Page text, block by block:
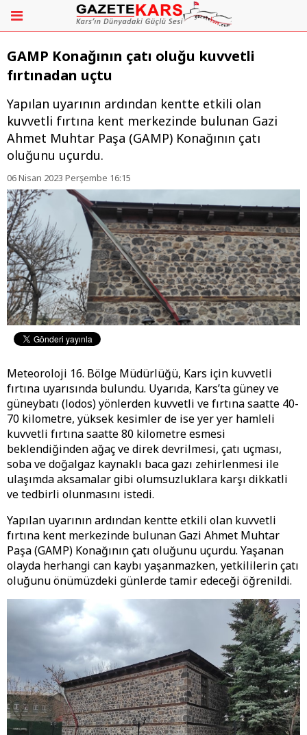
GAMP Konağının çatı oluğu kuvvetli
fırtınadan uçtu
Yapılan uyarının ardından kentte etkili olan
kuvvetli fırtına kent merkezinde bulunan Gazi
Ahmet Muhtar Paşa (GAMP) Konağının çatı
oluğunu uçurdu.
06 Nisan 2023 Perşembe 16:15
Meteoroloji 16. Bölge Müdürlüğü, Kars için kuvvetli
fırtına uyarısında bulundu. Uyarıda, Kars’ta güney ve
güneybatı (lodos) yönlerden kuvvetli ve fırtına saatte 40-
70 kilometre, yüksek kesimler de ise yer yer hamleli
kuvvetli fırtına saatte 80 kilometre esmesi
beklendiğinden ağaç ve direk devrilmesi, çatı uçması,
soba ve doğalgaz kaynaklı baca gazı zehirlenmesi ile
ulaşımda aksamalar gibi olumsuzluklara karşı dikkatli
ve tedbirli olunmasını istedi.
Yapılan uyarının ardından kentte etkili olan kuvvetli
fırtına kent merkezinde bulunan Gazi Ahmet Muhtar
Paşa (GAMP) Konağının çatı oluğunu uçurdu. Yaşanan
olayda herhangi can kaybı yaşanmazken, yetkililerin çatı
oluğunu önümüzdeki günlerde tamir edeceği öğrenildi.